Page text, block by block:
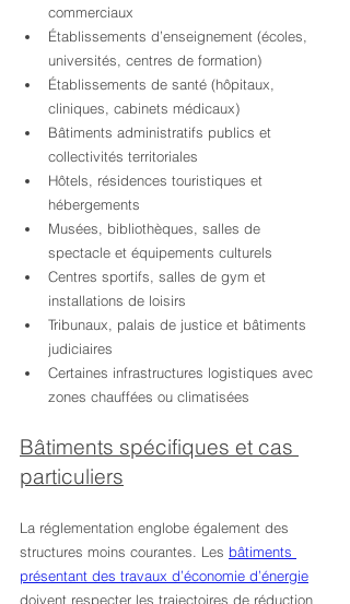
commerciaux
Établissements d’enseignement (écoles,
universités, centres de formation)
Établissements de santé (hôpitaux,
cliniques, cabinets médicaux)
Bâtiments administratifs publics et
collectivités territoriales
Hôtels, résidences touristiques et
hébergements
Musées, bibliothèques, salles de
spectacle et équipements culturels
Centres sportifs, salles de gym et
installations de loisirs
Tribunaux, palais de justice et bâtiments
judiciaires
Certaines infrastructures logistiques avec
zones chauffées ou climatisées
Bâtiments spécifiques et cas
particuliers
La réglementation englobe également des
structures moins courantes. Les bâtiments
présentant des travaux d’économie d’énergie
doivent respecter les trajectoires de réduction